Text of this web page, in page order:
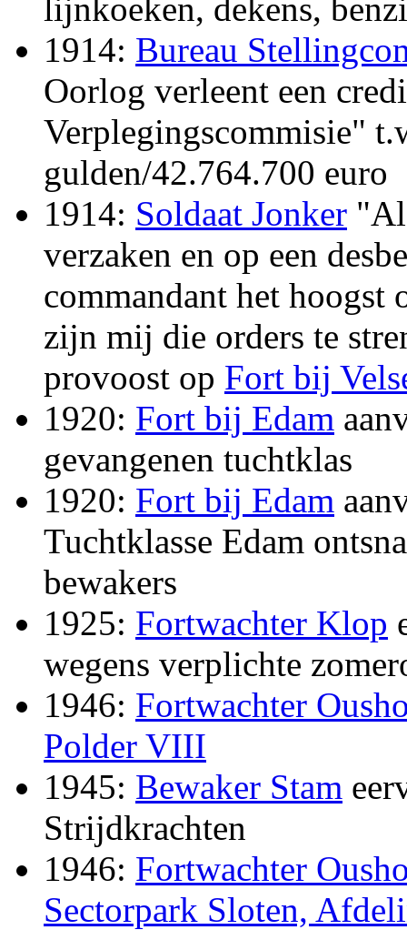
lijnkoeken, dekens,
1914: Bureau
Oorlog verleent een
Verplegingscommisie"
gulden/42.764.700 euro
1914: Soldaat Jonker
verzaken en op een
commandant het hoogst
zijn mij die orders te
provoost op Fort bij
1920: Fort bij Edam
gevangenen tuchtklas
1920: Fort bij Edam
Tuchtklasse Edam
bewakers
1925: Fortwachter Klop
wegens verplichte
1946: Fortwachter
Polder VIII
1945: Bewaker Stam
Strijdkrachten
1946: Fortwachter
Sectorpark Sloten,